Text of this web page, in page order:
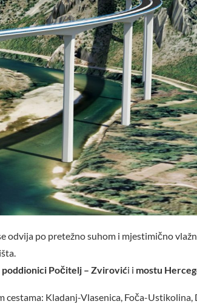
odvija po pretežno suhom i mjestimično
poddionici Počitelj – Zvirovići i mostu
cestama: Kladanj-Vlasenica, Foča-Ustikolina,